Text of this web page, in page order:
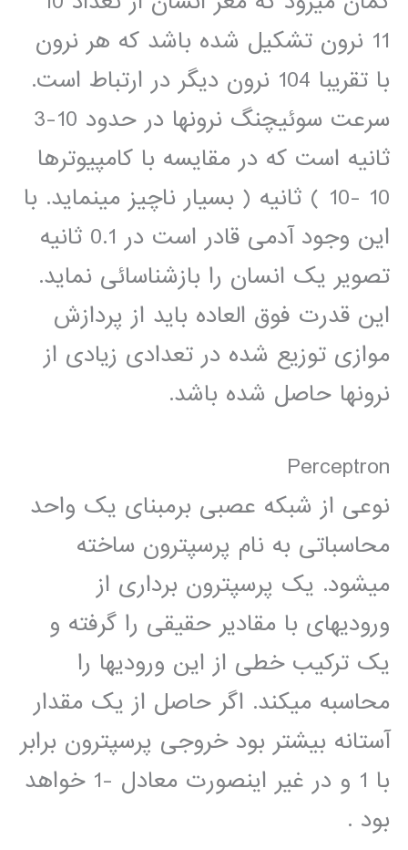
11 نرون تشکیل شده باشد که هر نرون
با تقریبا 104 نرون دیگر در ارتباط است.
سرعت سوئیچنگ نرونها در حدود 10-3
ثانیه است که در مقایسه با کامپیوترها
10 -10 ) ثانیه ( بسیار ناچیز مینماید. با
این وجود آدمی قادر است در 0.1 ثانیه
تصویر یک انسان را بازشناسائی نماید.
این قدرت فوق العاده باید از پردازش
موازی توزیع شده در تعدادی زیادی از
نرونها حاصل شده باشد.
Perceptron
نوعی از شبکه عصبی برمبنای یک واحد
محاسباتی به نام پرسپترون ساخته
میشود. یک پرسپترون برداری از
ورودیهای با مقادیر حقیقی را گرفته و
یک ترکیب خطی از این ورودیها را
محاسبه میکند. اگر حاصل از یک مقدار
آستانه بیشتر بود خروجی پرسپترون برابر
با 1 و در غیر اینصورت معادل -1 خواهد
بود .